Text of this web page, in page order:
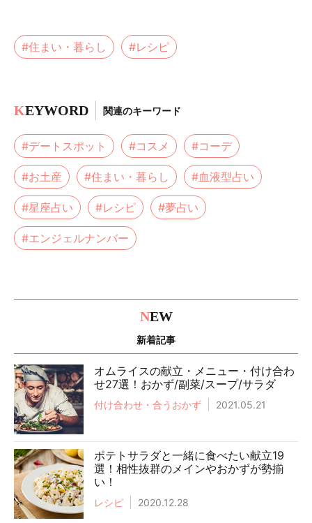
#住まい・暮らし #レシピ
KEYWORD 関連のキーワード
#デートスポット #コスメ #コーデ
#お土産 #住まい・暮らし #血液型占い
#星座占い #レシピ #夢占い
#エンジェルナンバー
NEW
新着記事
オムライスの献立・メニュー・付け合わ
せ27選！おかず/副菜/スープ/サラダ
付け合わせ・合うおかず 2021.05.21
ポテトサラダと一緒に食べたい献立19
選！相性抜群のメインやおかずが勢揃
い！
レシピ 2020.12.28